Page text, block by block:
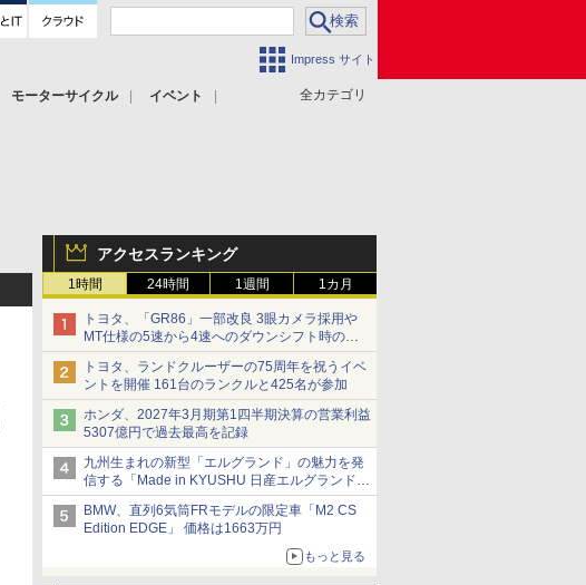
Impress サイト
全カテゴリ
モーターサイクル
イベント
アクセスランキング
1時間 24時間 1週間 1カ月
トヨタ、「GR86」一部改良 3眼カメラ採用や
MT仕様の5速から4速へのダウンシフト時の操
作性向上など
トヨタ、ランドクルーザーの75周年を祝うイベ
ントを開催 161台のランクルと425名が参加
ホンダ、2027年3月期第1四半期決算の営業利益
5307億円で過去最高を記録
九州生まれの新型「エルグランド」の魅力を発
信する「Made in KYUSHU 日産エルグランドデ
ー」8月14日開催
BMW、直列6気筒FRモデルの限定車「M2 CS
Edition EDGE」 価格は1663万円
もっと見る